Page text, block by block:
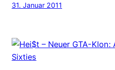
31. Januar 2011